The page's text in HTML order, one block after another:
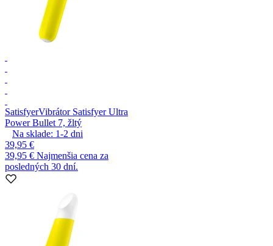
SatisfyerVibrátor Satisfyer Ultra
Power Bullet 7, žltý
Na sklade: 1-2 dni
39,95 €
39,95 € Najmenšia cena za
posledných 30 dní.